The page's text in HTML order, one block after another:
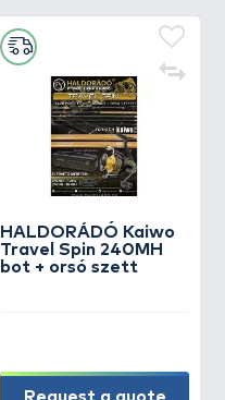
HALDORÁDÓ Kaiwo
Travel Spin 240MH
bot + orsó szett